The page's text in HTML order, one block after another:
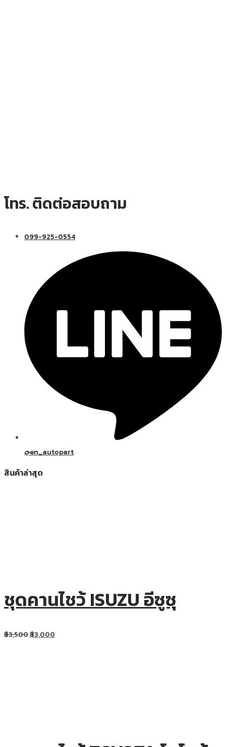
โทร. ติดต่อสอบถาม
099-925-0554
@en_autopart
สินค้าล่าสุด
ชุดคานไชว้ ISUZU อีซูซุ
฿3,500฿3,000